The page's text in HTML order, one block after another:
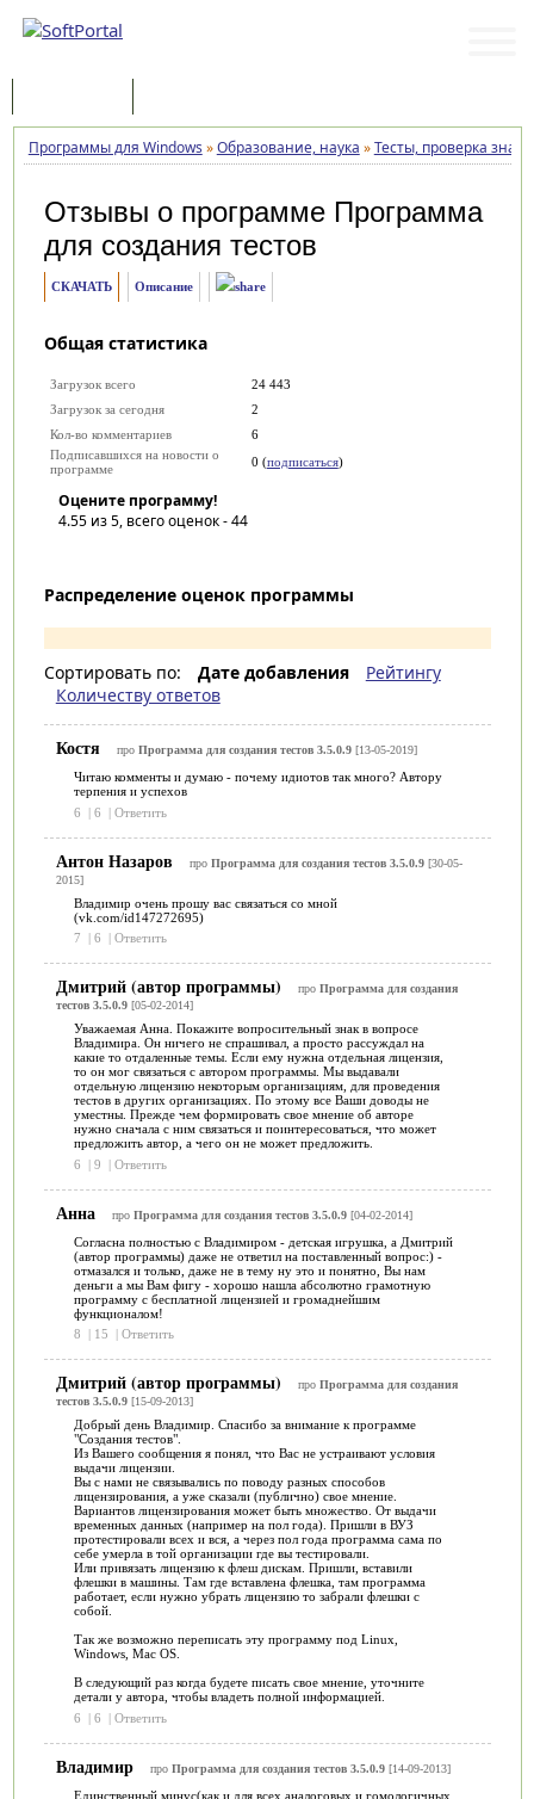
Программы для Windows »Образование, наука »Тесты, проверка
Отзывы о программе Программа
для создания тестов
СКАЧАТЬ Описание
Общая статистика
Загрузок всего
24 443
Загрузок за сегодня
2
Кол-во комментариев
6
Подписавшихся на новости о
программе
0 (подписаться)
Оцените программу!
4.55из 5, всего оценок -44
Распределение оценок программы
Сортировать по: Дате добавления
Рейтингу
Количеству ответов
Костя про Программа для создания тестов 3.5.0.9[13-05-2019]
Читаю комменты и думаю - почему идиотов так много? Автору
терпения и успехов
6
| 6 | Ответить
Антон Назаров про Программа для создания тестов 3.5.0.9[30-05-
2015]
Владимир очень прошу вас связаться со мной
(vk.com/id147272695)
7
| 6 | Ответить
Дмитрий (автор программы) про Программа для создания
тестов 3.5.0.9[05-02-2014]
Уважаемая Анна. Покажите вопросительный знак в вопросе
Владимира. Он ничего не спрашивал, а просто рассуждал на
какие то отдаленные темы. Если ему нужна отдельная лицензия,
то он мог связаться с автором программы. Мы выдавали
отдельную лицензию некоторым организациям, для проведения
тестов в других организациях. По этому все Ваши доводы не
уместны. Прежде чем формировать свое мнение об авторе
нужно сначала с ним связаться и поинтересоваться, что может
предложить автор, а чего он не может предложить.
6
| 9 | Ответить
Анна про Программа для создания тестов 3.5.0.9[04-02-2014]
Согласна полностью с Владимиром - детская игрушка, а Дмитрий
(автор программы) даже не ответил на поставленный вопрос:) -
отмазался и только, даже не в тему ну это и понятно, Вы нам
деньги а мы Вам фигу - хорошо нашла абсолютно грамотную
программу с бесплатной лицензией и громаднейшим
функционалом!
8
| 15 | Ответить
Дмитрий (автор программы) про Программа для создания
тестов 3.5.0.9[15-09-2013]
Добрый день Владимир. Спасибо за внимание к программе
"Создания тестов".
Из Вашего сообщения я понял, что Вас не устраивают условия
выдачи лицензии.
Вы с нами не связывались по поводу разных способов
лицензирования, а уже сказали (публично) свое мнение.
Вариантов лицензирования может быть множество. От выдачи
временных данных (например на пол года). Пришли в ВУЗ
протестировали всех и вся, а через пол года программа сама по
себе умерла в той организации где вы тестировали.
Или привязать лицензию к флеш дискам. Пришли, вставили
флешки в машины. Там где вставлена флешка, там программа
работает, если нужно убрать лицензию то забрали флешки с
собой.
Так же возможно переписать эту программу под Linux,
Windows, Mac OS.
В следующий раз когда будете писать свое мнение, уточните
детали у автора, чтобы владеть полной информацией.
6
| 6 | Ответить
Владимир про Программа для создания тестов 3.5.0.9[14-09-2013]
Единственный минус(как и для всех аналоговых и гомологичных